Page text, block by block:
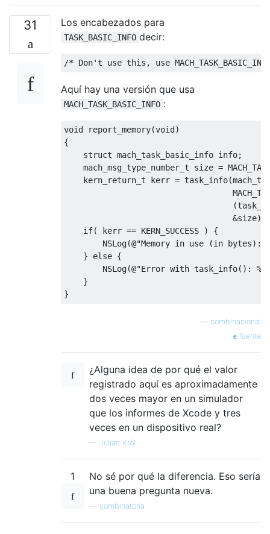
31 Los encabezados para
TASK_BASIC_INFO decir:
/* Don't use this, use
Aquí hay una versión que usa
MACH_TASK_BASIC_INFO :
void report_memory(void)
{
struct mach_task_basic_info info;
mach_msg_type_number_t size =
kern_return_t kerr = task_info(
(
&size);
if( kerr == KERN_SUCCESS )
{
NSLog(@"Memory in use (in bytes):
}
else {
NSLog(@"Error with task_info():
}
}
combinacional
fuente
¿Alguna idea de por qué el valor
registrado aquí es aproximadamente
dos veces mayor en un simulador
que los informes de Xcode y tres
veces en un dispositivo real?
— Julian Król
1
No sé por qué la diferencia. Eso sería
una buena pregunta nueva.
combinatoria